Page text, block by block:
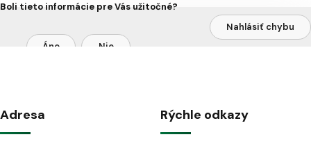
Boli tieto informácie pre Vás užitočné?
Áno Nie
Nahlásiť chybu
Adresa Rýchle odkazy